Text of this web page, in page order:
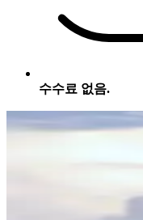
수수료 없음.